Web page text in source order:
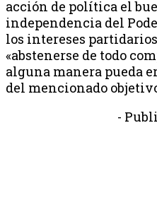
acción de política el
independencia del
los intereses
«abstenerse de todo
alguna manera pueda
del mencionado
-